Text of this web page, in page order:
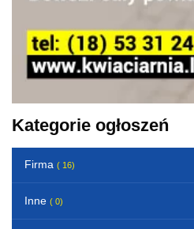
Kategorie ogłoszeń
Firma ( 16)
Inne ( 0)